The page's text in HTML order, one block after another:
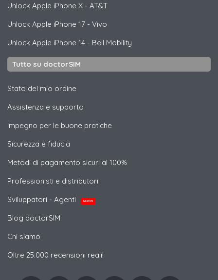
Unlock Apple iPhone X - AT&T
Unlock Apple iPhone 17 - Vivo
Unlock Apple iPhone 14 - Bell Mobility
Tutto su doctorSIM
Stato del mio ordine
Assistenza e supporto
Impegno per le buone pratiche
Sicurezza e fiducia
Metodi di pagamento sicuri al 100%
Professionisti e distributori
Sviluppatori - Agenti
NUOVO
Blog doctorSIM
Chi siamo
Oltre 25.000 recensioni reali!